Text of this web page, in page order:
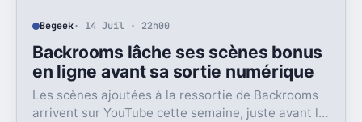
Begeek· 14 Juil · 22h00
Backrooms lâche ses scènes bonus
en ligne avant sa sortie numérique
Les scènes ajoutées à la ressortie de Backrooms
arrivent sur YouTube cette semaine, juste avant la